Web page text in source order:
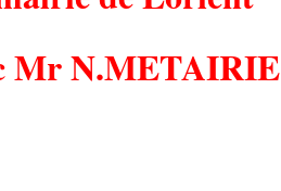
Mr N.METAIRIE